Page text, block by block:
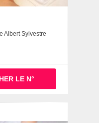
Albert Sylvestre
LE N°